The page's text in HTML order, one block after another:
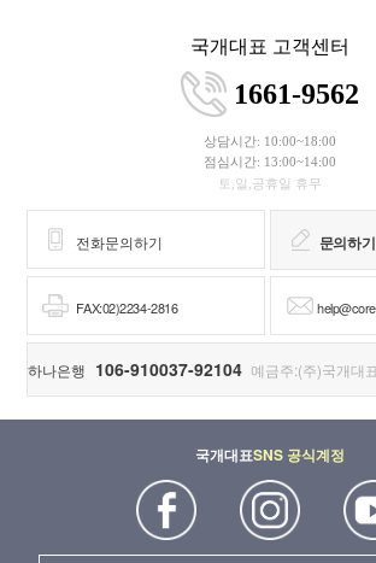
국개대표 고객센터
1661-9562
상담시간: 10:00~18:00
점심시간: 13:00~14:00
토,일,공휴일 휴무
전화문의하기 문의하기
FAX:02)2234-2816
하나은행 106-910037-92104 예금주:(주)국개대표
국개대표SNS 공식계정